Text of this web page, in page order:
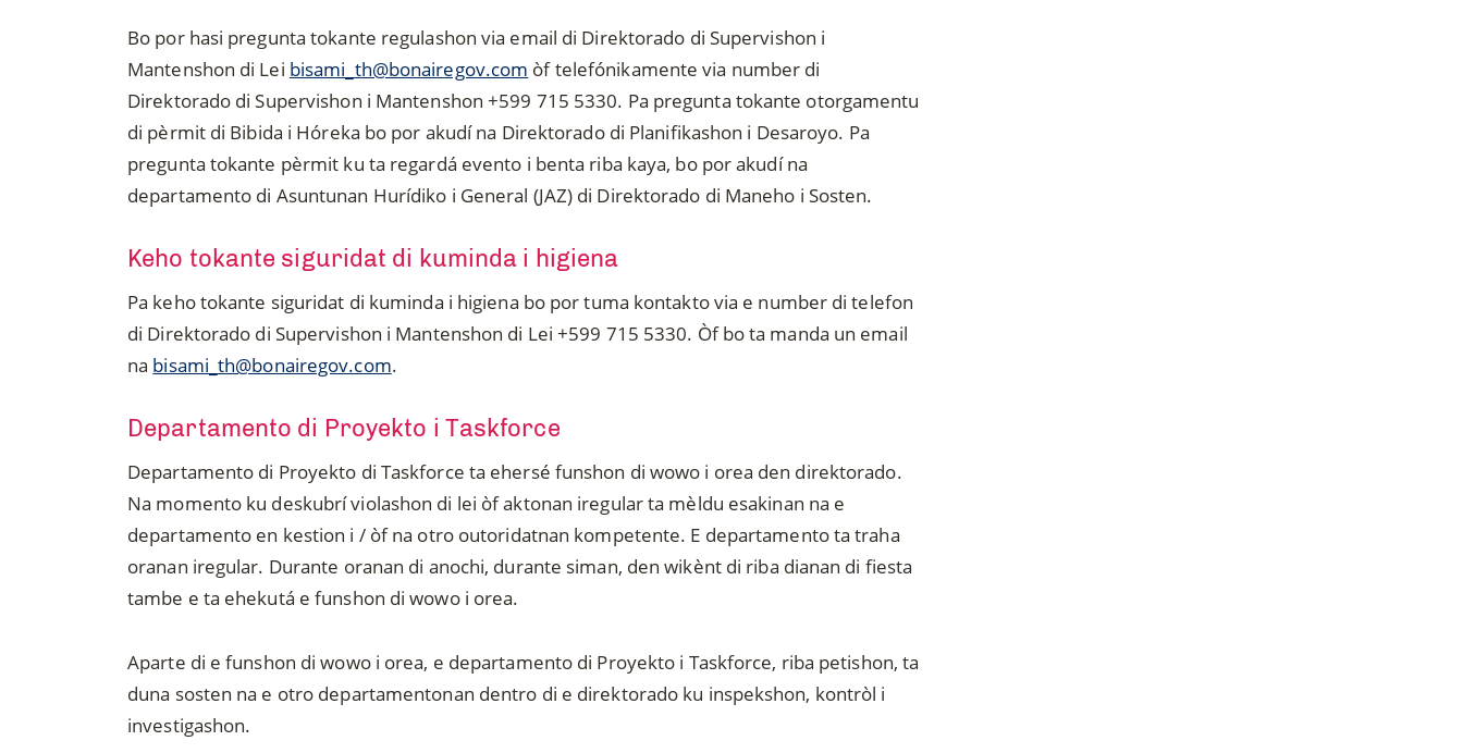
Bo por hasi pregunta tokante regulashon via email di Direktorado di Supervishon i
Mantenshon di Lei bisami_th@bonairegov.com òf telefónikamente via number di
Direktorado di Supervishon i Mantenshon +599 715 5330. Pa pregunta tokante otorgamentu
di pèrmit di Bibida i Hóreka bo por akudí na Direktorado di Planifikashon i Desaroyo. Pa
pregunta tokante pèrmit ku ta regardá evento i benta riba kaya, bo por akudí na
departamento di Asuntunan Hurídiko i General (JAZ) di Direktorado di Maneho i Sosten.
Keho tokante siguridat di kuminda i higiena
Pa keho tokante siguridat di kuminda i higiena bo por tuma kontakto via e number di telefon
di Direktorado di Supervishon i Mantenshon di Lei +599 715 5330. Òf bo ta manda un email
na bisami_th@bonairegov.com.
Departamento di Proyekto i Taskforce
Departamento di Proyekto di Taskforce ta ehersé funshon di wowo i orea den direktorado.
Na momento ku deskubrí violashon di lei òf aktonan iregular ta mèldu esakinan na e
departamento en kestion i / òf na otro outoridatnan kompetente. E departamento ta traha
oranan iregular. Durante oranan di anochi, durante siman, den wikènt di riba dianan di fiesta
tambe e ta ehekutá e funshon di wowo i orea.
Aparte di e funshon di wowo i orea, e departamento di Proyekto i Taskforce, riba petishon, ta
duna sosten na e otro departamentonan dentro di e direktorado ku inspekshon, kontròl i
investigashon.